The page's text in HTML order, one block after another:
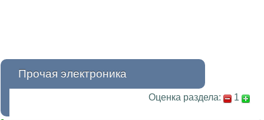
Прочая электроника
Оценка раздела: 1